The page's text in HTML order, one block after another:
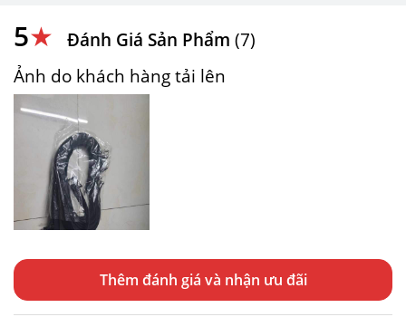
5★ Đánh Giá Sản Phẩm (7)
Ảnh do khách hàng tải lên
Thêm đánh giá